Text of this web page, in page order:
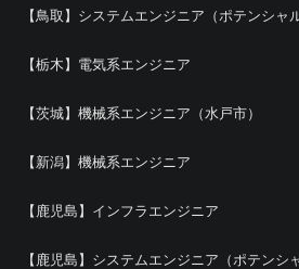
【鳥取】システムエンジニア（ポテンシャル
【栃木】電気系エンジニア
【茨城】機械系エンジニア（水戸市）
【新潟】機械系エンジニア
【鹿児島】インフラエンジニア
【鹿児島】システムエンジニア（ポテンシ